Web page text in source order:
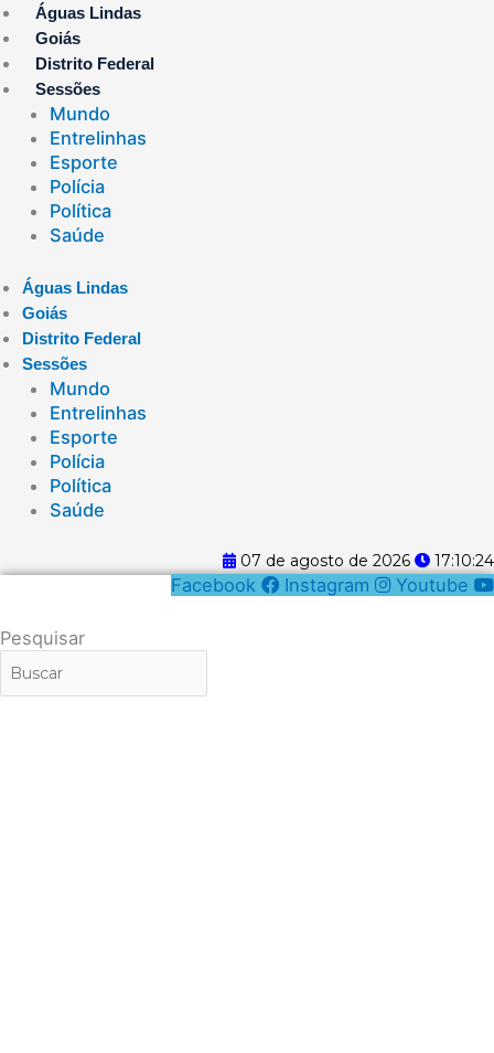
Ir
para
o
conteúdo
Águas Lindas
Goiás
Distrito Federal
Sessões
Mundo
Entrelinhas
Esporte
Polícia
Política
Saúde
Águas Lindas
Goiás
Distrito Federal
Sessões
Mundo
Entrelinhas
Esporte
Polícia
Política
Saúde
07 de agosto de 2026 17:10:24
Facebook Instagram Youtube
Pesquisar